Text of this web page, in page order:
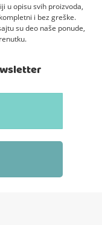
u opisu svih proizvoda,
i bez greške.
su deo naše ponude,